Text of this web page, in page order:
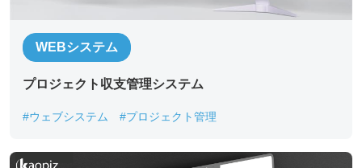
WEBシステム
プロジェクト収支管理システム
#ウェブシステム #プロジェクト管理